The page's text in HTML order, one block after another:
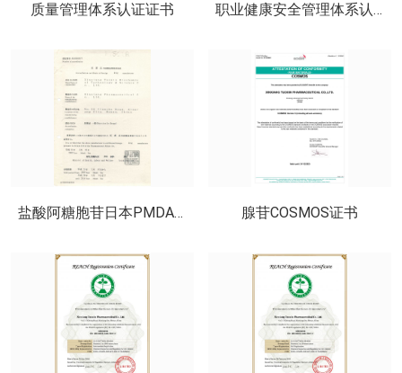
质量管理体系认证证书 职业健康安全管理体系认证证书
盐酸阿糖胞苷日本PMDA外国制造业者证书 腺苷COSMOS证书